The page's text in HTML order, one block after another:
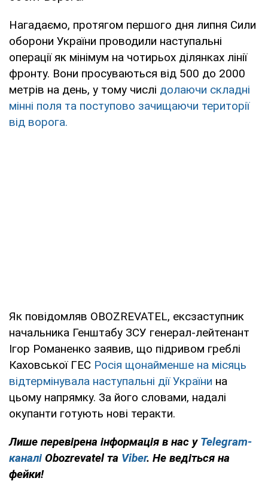
Нагадаємо, протягом першого дня липня Сили
оборони України проводили наступальні
операції як мінімум на чотирьох ділянках лінії
фронту. Вони просуваються від 500 до 2000
метрів на день, у тому числі долаючи складні
мінні поля та поступово зачищаючи території
від ворога.
Як повідомляв OBOZREVATEL, ексзаступник
начальника Генштабу ЗСУ генерал-лейтенант
Ігор Романенко заявив, що підривом греблі
Каховської ГЕС Росія щонайменше на місяць
відтермінувала наступальні дії України на
цьому напрямку. За його словами, надалі
окупанти готують нові теракти.
Лише перевірена інформація в нас у Telegram-
каналі Obozrevatel та Viber. Не ведіться на
фейки!